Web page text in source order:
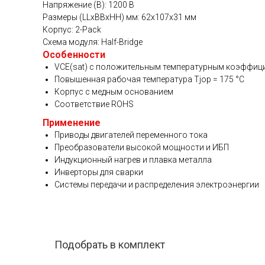
Напряжение (В): 1200 В
Размеры (LLxBBxHH) мм: 62х107х31 мм
Корпус: 2-Pack
Схема модуля: Half-Bridge
Особенности
VCE(sat) с положительным температурным
Повышенная рабочая температура Tjop = 175 °C
Корпус с медным основанием
Соответствие ROHS
Применение
Приводы двигателей переменного тока
Преобразователи высокой мощности и ИБП
Индукционный нагрев и плавка металла
Инверторы для сварки
Системы передачи и распределения электроэнергии
Подобрать в комплект